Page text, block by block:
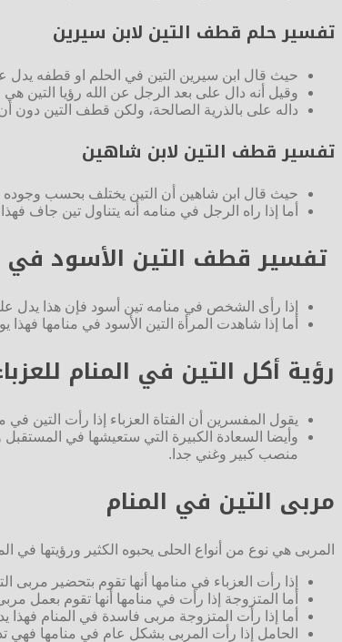
تفسير حلم قطف التين لابن سيرين
حيث قال ابن سيرين التين في الحلم او قطفه يدل
وقيل أنه دال على بعد الرجل عن الله رؤيا التين
داله على بالذرية الصالحة، ولكن قطف التين دون
تفسير قطف التين لابن شاهين
حيث قال ابن شاهين أن التين يختلف بحسب وجوده
أما إذا راه الرجل في منامه أنه يتناول تين
تفسير قطف التين الأسود في
إذا رأى الشخص في منامه تين أسود فإن هذا يدل
أما إذا شاهدت المرأة التين الأسود في منامها
رؤية أكل التين في المنام
يقول المفسرين أن الفتاة العزباء إذا رأت التين في
وأيضا السعادة الكبيرة التي ستعيشها في
منصب كبير وغني جدا.
مربى التين في المنام
المربى هي نوع من أنواع الحلى يحبوه الكثير ورؤيتها في
إذا رأت العزباء في منامها أنها تقوم بتحضير
أما المتزوجة إذا رأت في منامها أنها تقوم بعمل
أما إذا رأت المتزوجة مربى فاسدة في المنام
الحامل إذا رأت المربى بشكل عام في منامها فهي